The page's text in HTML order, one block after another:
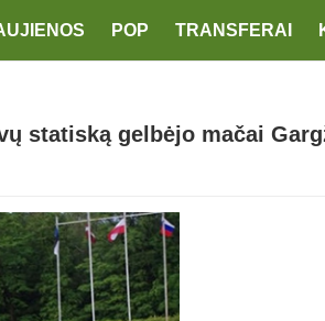
POP TRANSFERAI
statiską gelbėjo mačai